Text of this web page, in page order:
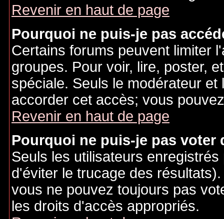
Revenir en haut de page
Pourquoi ne puis-je pas
Certains forums peuvent limiter
groupes. Pour voir, lire, poster,
spéciale. Seuls le modérateur
accorder cet accès; vous
Revenir en haut de page
Pourquoi ne puis-je pas voter
Seuls les utilisateurs
d'éviter le trucage des
vous ne pouvez toujours pas
les droits d'accès appropriés.